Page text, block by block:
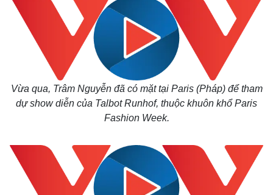
Vừa qua, Trâm Nguyễn đã có mặt tại Paris (Pháp) để tham
dựshow diễn của Talbot Runhof, thuộc khuôn khổ Paris
Fashion Week.